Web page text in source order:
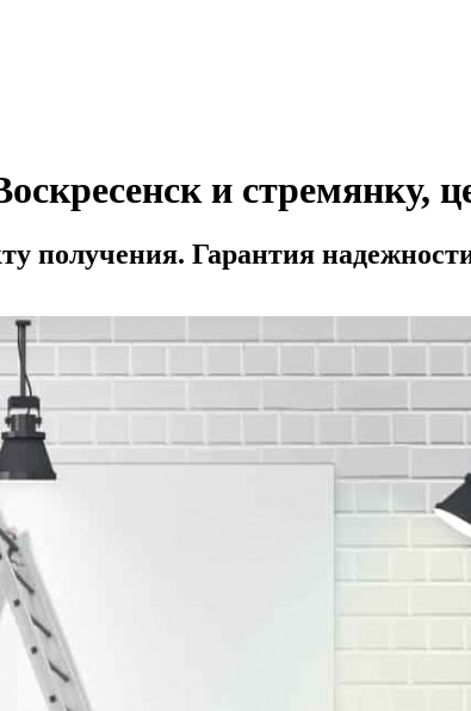
и стремянку,
получения. Гарантия